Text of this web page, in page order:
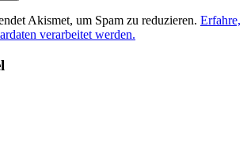
Akismet, um Spam zu reduzieren. Erfahre,
verarbeitet werden.